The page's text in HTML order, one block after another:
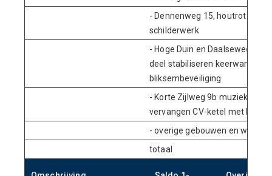
- Dennenweg 15, houtrot
schilderwerk
- Hoge Duin en Daalseweg 2
deel stabiliseren keerwanden
bliksembeveiliging
- Korte Zijlweg 9b
vervangen CV-ketel met
- overige gebouwen en
totaal